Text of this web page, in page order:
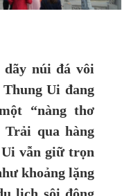
dãy núi đá vôi
Ui đang
“nàng thơ
Trải qua hàng
vẫn giữ trọn
khoảng lặng